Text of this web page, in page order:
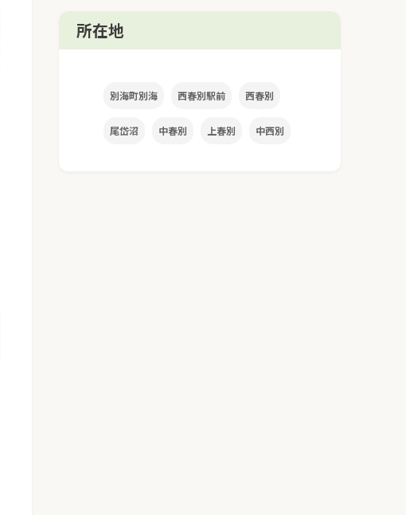
所在地
別海町別海 西春別駅前 西春別
尾岱沼 中春別 上春別 中西別